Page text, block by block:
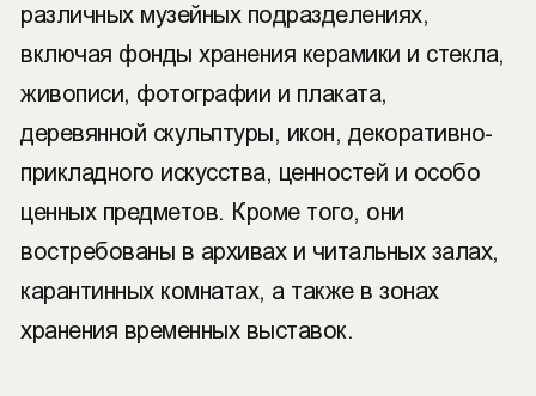
различных музейных подразделениях,
включая фонды хранения керамики и стекла,
живописи, фотографии и плаката,
деревянной скульптуры, икон, декоративно-
прикладного искусства, ценностей и особо
ценных предметов. Кроме того, они
востребованы в архивах и читальных залах,
карантинных комнатах, а также в зонах
хранения временных выставок.